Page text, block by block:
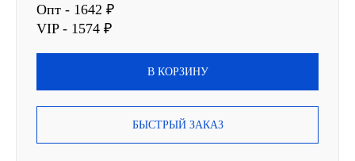
Опт - 1642 ₽
VIP - 1574 ₽
В КОРЗИНУ
БЫСТРЫЙ ЗАКАЗ